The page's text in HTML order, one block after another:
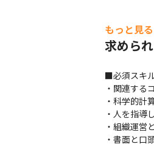
もっと見る
求めら
■必須スキ
・関連する
・科学的計
・人を指導
・組織運営
・書面と口